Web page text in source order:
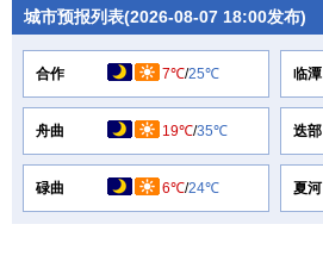
城市预报列表(2026-08-07 18:00发布)
合作 7℃/25℃ 临潭
舟曲 19℃/35℃ 迭部
碌曲 6℃/24℃ 夏河